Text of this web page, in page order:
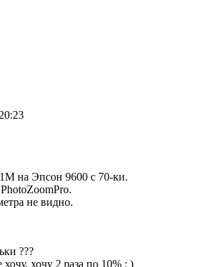
на Эпсон 9600 с 70-ки.
не видно.
???
хочу 2 раза по 10% : )